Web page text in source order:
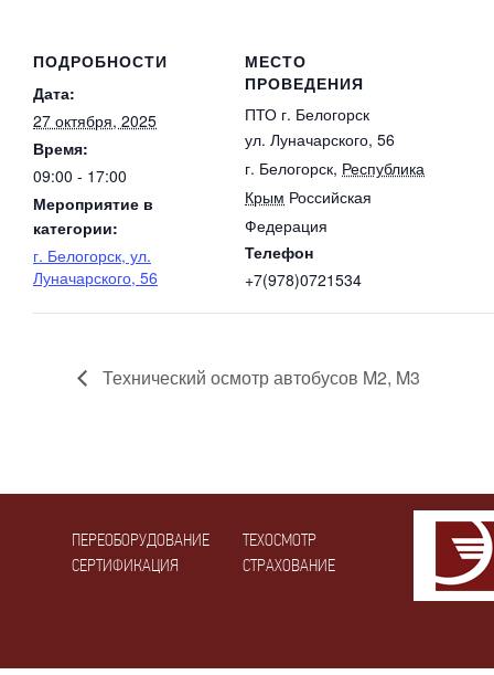
ПОДРОБНОСТИ
Дата:
27 октября, 2025
Время:
09:00 - 17:00
Мероприятие в
категории:
г. Белогорск, ул.
Луначарского, 56
МЕСТО
ПРОВЕДЕНИЯ
ПТО г. Белогорск
ул. Луначарского, 56
г. Белогорск, Республика
Крым Российская
Федерация
Телефон
+7(978)0721534
Технический осмотр автобусов M2, M3
ПЕРЕОБОРУДОВАНИЕ
СЕРТИФИКАЦИЯ
ТЕХОСМОТР
СТРАХОВАНИЕ